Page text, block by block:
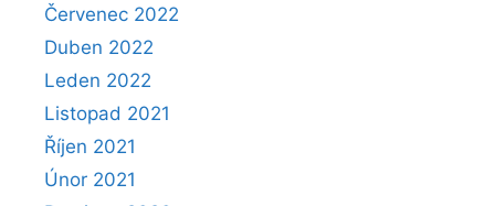
Červenec 2022
Duben 2022
Leden 2022
Listopad 2021
Říjen 2021
Únor 2021